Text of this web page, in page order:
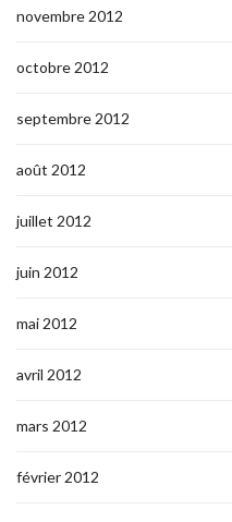
novembre 2012
octobre 2012
septembre 2012
août 2012
juillet 2012
juin 2012
mai 2012
avril 2012
mars 2012
février 2012